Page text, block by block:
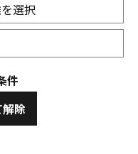
選択
件
除